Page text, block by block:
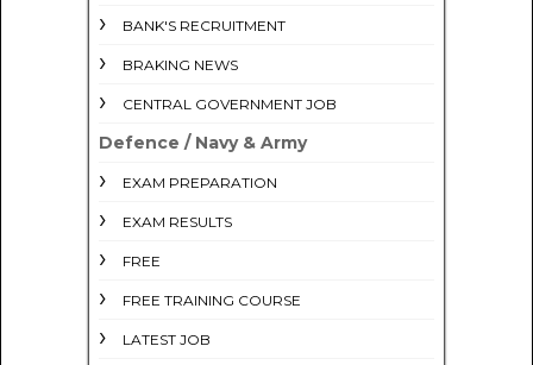
BANK'S RECRUITMENT
BRAKING NEWS
CENTRAL GOVERNMENT JOB
Defence / Navy & Army
EXAM PREPARATION
EXAM RESULTS
FREE
FREE TRAINING COURSE
LATEST JOB